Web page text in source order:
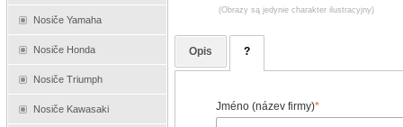
Nosiče Yamaha
Nosiče Honda
Nosiče Triumph
Nosiče Kawasaki
(Obrazy są jedynie charakter ilustracyjny)
Opis ?
Jméno (název firmy)*